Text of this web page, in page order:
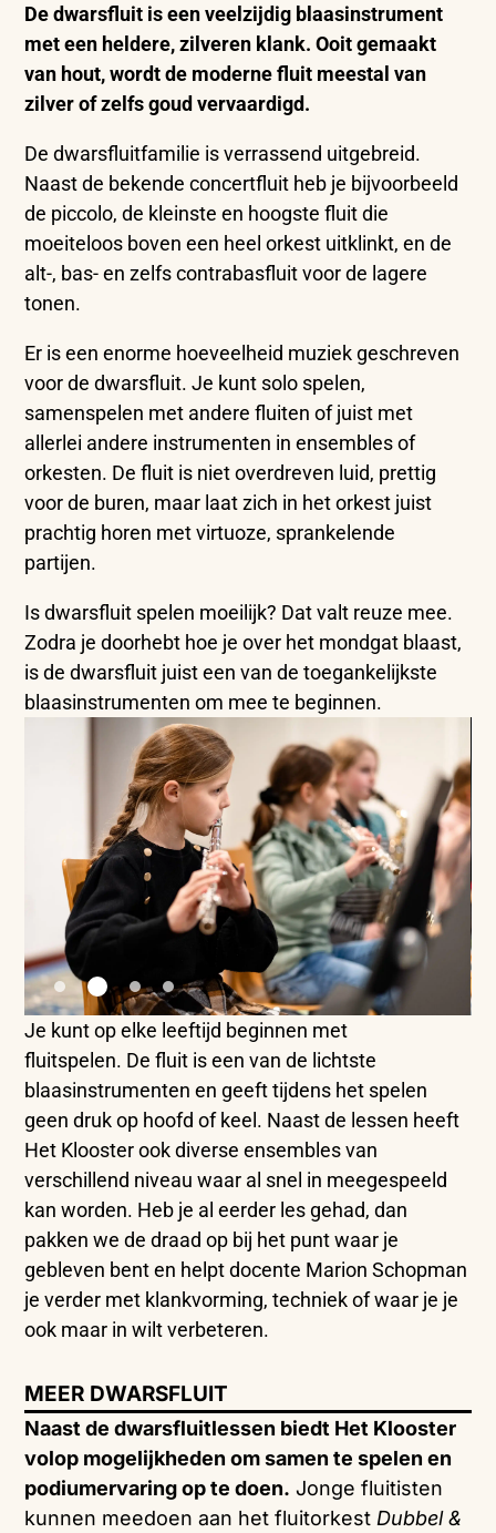
De dwarsfluit is een veelzijdig blaasinstrument
met een heldere, zilveren klank. Ooit gemaakt
van hout, wordt de moderne fluit meestal van
zilver of zelfs goud vervaardigd.
De dwarsfluitfamilie is verrassend uitgebreid.
Naast de bekende concertfluit heb je bijvoorbeeld
de piccolo, de kleinste en hoogste fluit die
moeiteloos boven een heel orkest uitklinkt, en de
alt-, bas- en zelfs contrabasfluit voor de lagere
tonen.
Er is een enorme hoeveelheid muziek geschreven
voor de dwarsfluit. Je kunt solo spelen,
samenspelen met andere fluiten of juist met
allerlei andere instrumenten in ensembles of
orkesten. De fluit is niet overdreven luid, prettig
voor de buren, maar laat zich in het orkest juist
prachtig horen met virtuoze, sprankelende
partijen.
Is dwarsfluit spelen moeilijk? Dat valt reuze mee.
Zodra je doorhebt hoe je over het mondgat blaast,
is de dwarsfluit juist een van de toegankelijkste
blaasinstrumenten om mee te beginnen.
Je kunt op elke leeftijd beginnen met
fluitspelen. De fluit is een van de lichtste
blaasinstrumenten en geeft tijdens het spelen
geen druk op hoofd of keel. Naast de lessen heeft
Het Klooster ook diverse ensembles van
verschillend niveau waar al snel in meegespeeld
kan worden. Heb je al eerder les gehad, dan
pakken we de draad op bij het punt waar je
gebleven bent en helpt docente Marion Schopman
je verder met klankvorming, techniek of waar je je
ook maar in wilt verbeteren.
MEER DWARSFLUIT
Naast de dwarsfluitlessen biedt Het Klooster
volop mogelijkheden om samen te spelen en
podiumervaring op te doen. Jonge fluitisten
kunnen meedoen aan het fluitorkest Dubbel &